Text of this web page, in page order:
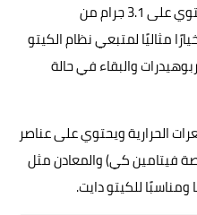
منها 0.5 جرام ألياف، مما يجعله يحتوي على 3.1 جرام من
مثاليًا لمتبعي نظام الكيتو
والبقاء في حالة
الحرارية ويحتوي على عناصر
فيتامين كي) والمعادن مثل
للكيتو دايت.